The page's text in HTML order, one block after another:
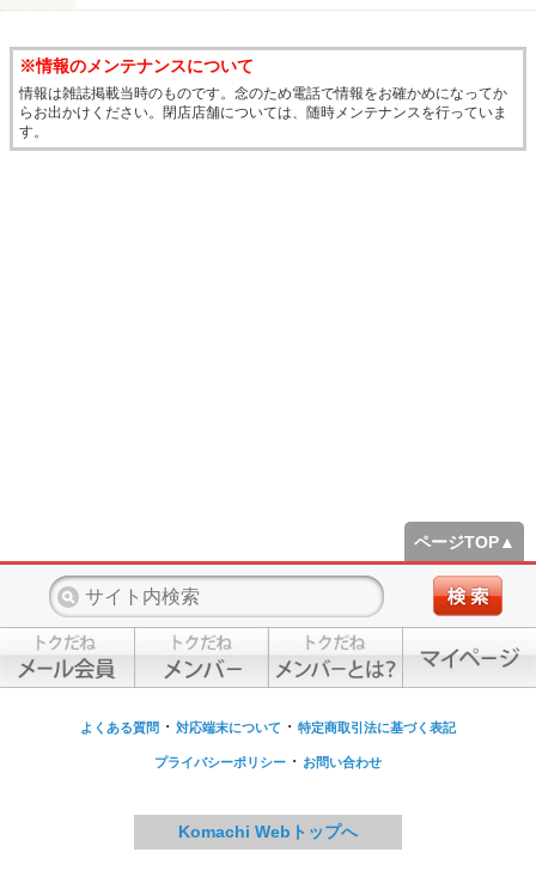
※情報のメンテナンスについて
情報は雑誌掲載当時のものです。念のため電話で情報をお確かめになってか
らお出かけください。閉店店舗については、随時メンテナンスを行っていま
す。
ページTOP▲
よくある質問 ・ 対応端末について ・ 特定商取引法に基づく表記
プライバシーポリシー ・ お問い合わせ
Komachi Webトップへ